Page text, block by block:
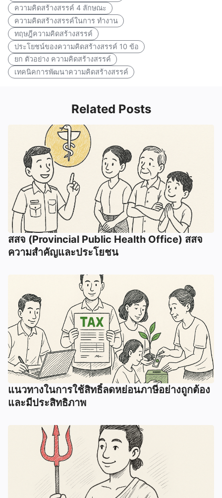
ความคิดสร้างสรรค์ 4 ลักษณะ
ความคิดสร้างสรรค์ในการ ทำงาน
ทฤษฎีความคิดสร้างสรรค์
ประโยชน์ของความคิดสร้างสรรค์ 10 ข้อ
ยก ตัวอย่าง ความคิดสร้างสรรค์
เทคนิคการพัฒนาความคิดสร้างสรรค์
Related Posts
สสจ (Provincial Public Health Office) สสจ
ความสำคัญและประโยชน
แนวทางในการใช้สิทธิ์ลดหย่อนภาษีอย่างถูกต้อง
และมีประสิทธิภาพ